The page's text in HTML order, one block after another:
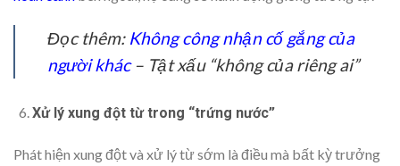
Đọc thêm: Không công nhận cố gắng của
người khác– Tật xấu “không của riêng ai”
Xử lý xung đột từ trong “trứng nước”
Phát hiện xung đột và xử lý từ sớm là điều mà bất kỳ trưởng